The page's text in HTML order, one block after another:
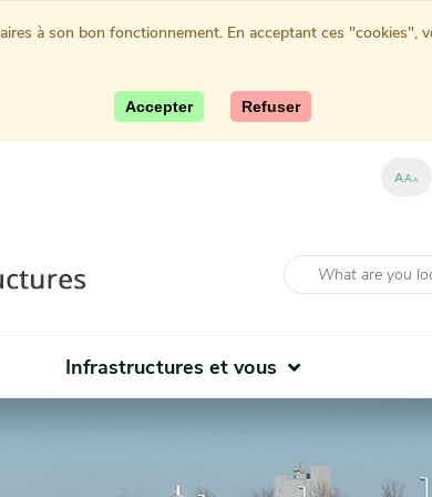
AAA
Infrastructures et vous
à son bon fonctionnement. En acceptant ces
Accepter Refuser